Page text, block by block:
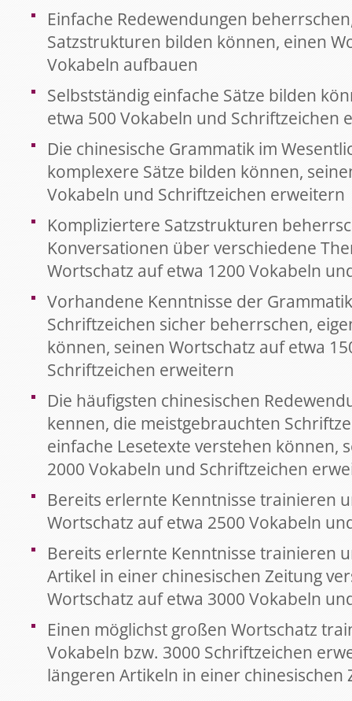
Einfache Redewendungen
Satzstrukturen bilden können, einen
Vokabeln aufbauen
Selbstständig einfache Sätze bilden
etwa 500 Vokabeln und Schriftzeichen
Die chinesische Grammatik im
komplexere Sätze bilden können,
Vokabeln und Schriftzeichen erweitern
Kompliziertere Satzstrukturen
Konversationen über verschiedene
Wortschatz auf etwa 1200 Vokabeln
Vorhandene Kenntnisse der
Schriftzeichen sicher beherrschen,
können, seinen Wortschatz auf etwa
Schriftzeichen erweitern
Die häufigsten chinesischen
kennen, die meistgebrauchten
einfache Lesetexte verstehen können,
2000 Vokabeln und Schriftzeichen
Bereits erlernte Kenntnisse trainieren
Wortschatz auf etwa 2500 Vokabeln
Bereits erlernte Kenntnisse trainieren
Artikel in einer chinesischen Zeitung
Wortschatz auf etwa 3000 Vokabeln
Einen möglichst großen Wortschatz
Vokabeln bzw. 3000 Schriftzeichen
längeren Artikeln in einer